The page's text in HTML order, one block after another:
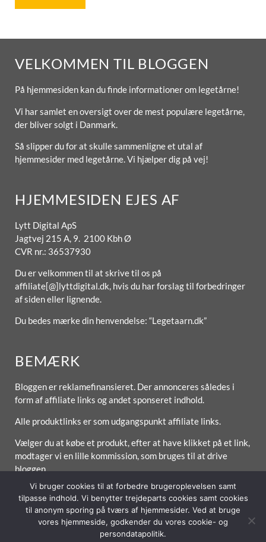
VELKOMMEN TIL BLOGGEN
På hjemmesiden kan du finde informationer om legetårne!
Vi har samlet en oversigt over de mest populære legetårne,
der bliver solgt i Danmark.
Så slipper du for at skulle sammenligne et utal af
hjemmesider med legetårne. Vi hjælper dig på vej!
HJEMMESIDEN EJES AF
Lytt Digital ApS
Jagtvej 215 A, 9. 2100 Kbh Ø
CVR nr.: 36537930
Du er velkommen til at skrive til os på
affiliate[@]lyttdigital.dk, hvis du har forslag til forbedringer
af siden eller lignende.
Du bedes mærke din henvendelse: “Legetaarn.dk”
BEMÆRK
Bloggen er reklamefinansieret. Der annonceres således i
form af affiliate links og andet sponseret indhold.
Alle produktlinks er som udgangspunkt affiliate links.
Vælger du at købe et produkt, efter at have klikket på et link,
modtager vi en lille kommission, som bruges til at drive
bloggen.
Forside Om / Kontakt Betingelser
Vi bruger cookies til at forbedre brugeroplevelsen samt
tilpasse indhold. Vi benytter trejdeparts cookies samt cookies
til anonym sporing på tværs af hjemmesider. Ved at bruge
vores hjemmeside, godkender du vores cookie- og
persondatapolitik.